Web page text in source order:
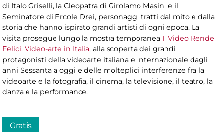
di Italo Griselli, la Cleopatra di Girolamo Masini e il
Seminatore di Ercole Drei, personaggi tratti dal mito e dalla
storia che hanno ispirato grandi artisti di ogni epoca. La
visita prosegue lungo la mostra temporanea Il Video Rende
Felici. Video-arte in Italia, alla scoperta dei grandi
protagonisti della videoarte italiana e internazionale dagli
anni Sessanta a oggi e delle molteplici interferenze fra la
videoarte e la fotografia, il cinema, la televisione, il teatro, la
danza e la performance.
Gratis